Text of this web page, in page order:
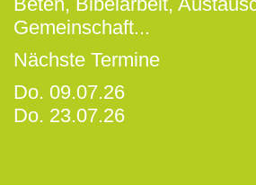
Gemeinschaft...
Nächste Termine
Do. 09.07.26
Do. 23.07.26